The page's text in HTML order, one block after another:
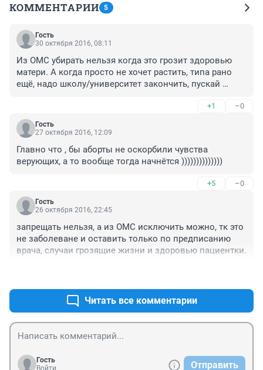
КОММЕНТАРИИ 5
Гость
30 октября 2016, 08:11
Из ОМС убирать нельзя когда это грозит здоровью
матери. А когда просто не хочет растить, типа рано
ещё, надо школу/университет закончить, пускай
+1 –0
Гость
27 октября 2016, 12:09
Главно что , бы аборты не оскорбили чувства
верующих, а то вообще тогда начнётся ))))))))))))))
+5 –0
Гость
26 октября 2016, 22:45
запрещать нельзя, а из ОМС исключить можно, тк это
не заболеване и оставить только по предписанию
врача, случаи грозящие жизни и здоровью пациентки.
Читать все комментарии
Гость
Войти
Отправить